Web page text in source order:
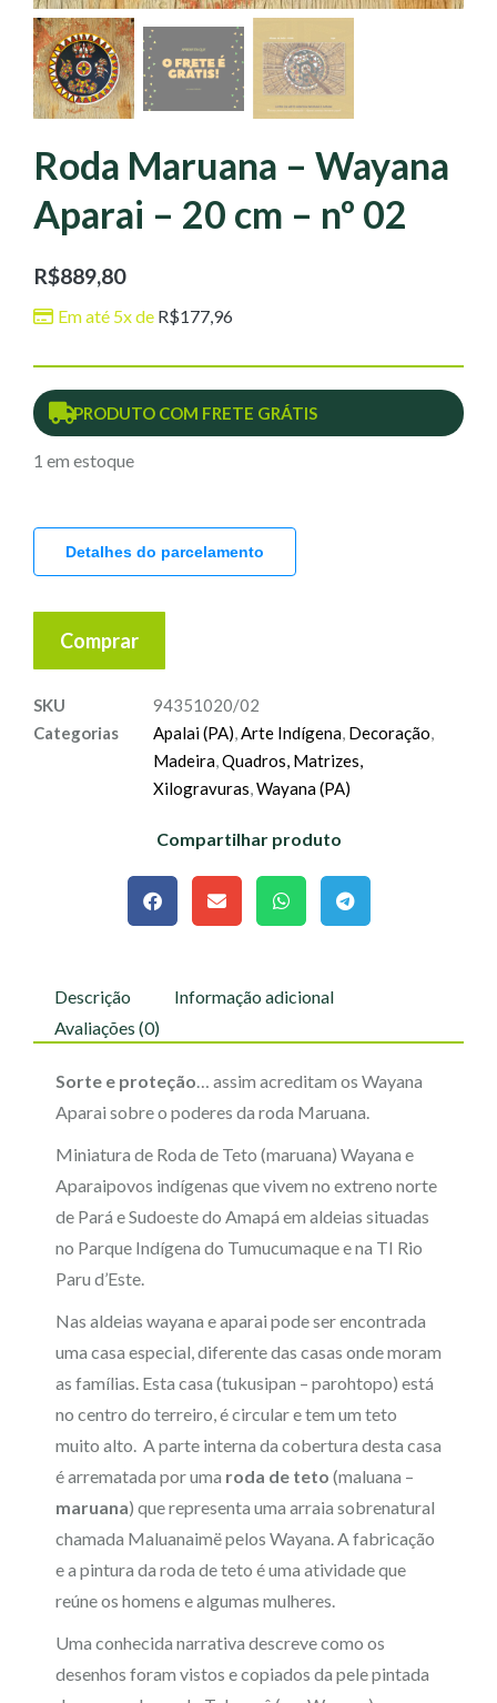
Roda Maruana – Wayana
Aparai – 20 cm – nº 02
R$889,80
Em até 5x de R$177,96
PRODUTO COM FRETE GRÁTIS
1 em estoque
Detalhes do parcelamento
Comprar
SKU
94351020/02
Categorias
Apalai (PA),Arte Indígena, Decoração,
Madeira,Quadros, Matrizes,
Xilogravuras,Wayana (PA)
Compartilhar produto
Descrição
Informação adicional
Avaliações (0)
Sorte e proteção… assim acreditam os Wayana
Aparai sobre o poderes da roda Maruana.
Miniatura de Roda de Teto (maruana) Wayana e
Aparaipovos indígenas que vivem no extreno norte
de Pará e Sudoeste do Amapá em aldeias situadas
no Parque Indígena do Tumucumaque e na TI Rio
Paru d’Este.
Nas aldeias wayana e aparai pode ser encontrada
uma casa especial, diferente das casas onde moram
as famílias. Esta casa (tukusipan – parohtopo) está
no centro do terreiro, é circular e tem um teto
muito alto. A parte interna da cobertura desta casa
é arrematada por uma roda de teto (maluana –
maruana) que representa uma arraia sobrenatural
chamada Maluanaimë pelos Wayana. A fabricação
e a pintura da roda de teto é uma atividade que
reúne os homens e algumas mulheres.
Uma conhecida narrativa descreve como os
desenhos foram vistos e copiados da pele pintada